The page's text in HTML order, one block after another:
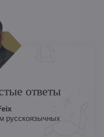
ответы
русскоязычных